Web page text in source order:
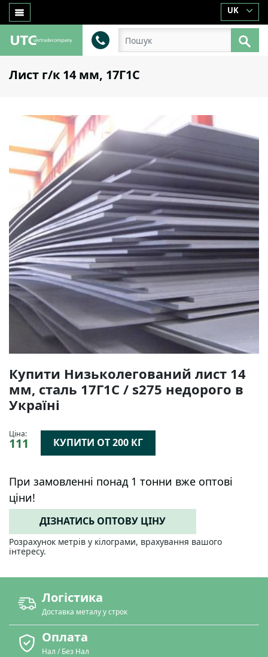
UK
Лист г/к 14 мм, 17Г1С
Купити Низьколегований лист 14
мм, сталь 17Г1С / s275 недорого в
Україні
Ціна:
111 КУПИТИ ОТ 200 КГ
При замовленні понад 1 тонни вже оптові
ціни!
ДІЗНАТИСЬ ОПТОВУ ЦІНУ
Розрахунок метрів у кілограми, врахування вашого
інтересу.
Логістика
Доставка металу у строк
Оплата
Нал / Без Нал